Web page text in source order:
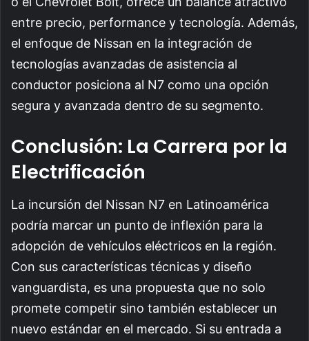
entre precio, performance y tecnología. Además,
el enfoque de Nissan en la integración de
tecnologías avanzadas de asistencia al
conductor posiciona al N7 como una opción
segura y avanzada dentro de su segmento.
Conclusión: La Carrera por la
Electrificación
La incursión del Nissan N7 en Latinoamérica
podría marcar un punto de inflexión para la
adopción de vehículos eléctricos en la región.
Con sus características técnicas y diseño
vanguardista, es una propuesta que no solo
promete competir sino también establecer un
nuevo estándar en el mercado. Si su entrada a